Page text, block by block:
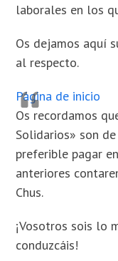
laborales en los
Os dejamos aquí
al respecto.
Página de inicio
Os recordamos
Solidarios» son de
preferible pagar
anteriores
Chus.
¡Vosotros sois lo
conduzcáis!